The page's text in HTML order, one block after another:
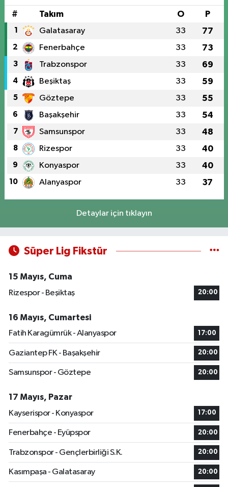
# Takım O P
1 Galatasaray 33 77
2 Fenerbahçe 33 73
3 Trabzonspor 33 69
4 Beşiktaş 33 59
5 Göztepe 33 55
6 Başakşehir 33 54
7 Samsunspor 33 48
8 Rizespor 33 40
9 Konyaspor 33 40
10 Alanyaspor 33 37
Detaylar için tıklayın
Süper Lig Fikstür
15 Mayıs, Cuma
Rizespor - Beşiktaş
20:00
16 Mayıs, Cumartesi
Fatih Karagümrük - Alanyaspor
17:00
Gaziantep FK - Başakşehir 20:00
Samsunspor - Göztepe 20:00
17 Mayıs, Pazar
Kayserispor - Konyaspor
17:00
Fenerbahçe - Eyüpspor 20:00
Trabzonspor - Gençlerbirliği S.K. 20:00
Kasımpaşa - Galatasaray 20:00